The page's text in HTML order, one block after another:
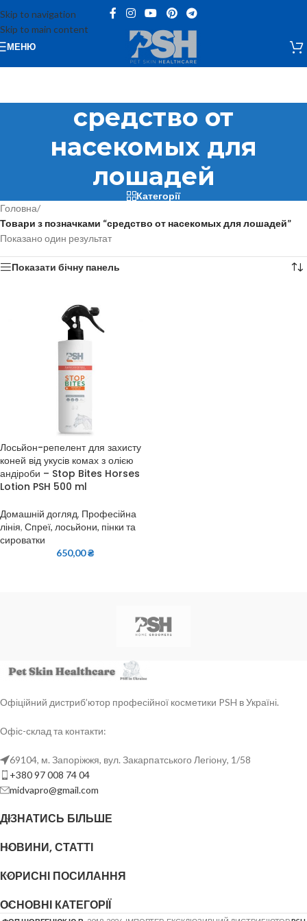
Skip to navigation
Skip to main content
МЕНЮ
средство от
насекомых для
лошадей
Категорії
Головна/
Товари з позначками “средство от насекомых для лошадей”
Показано один результат
Показати бічну панель
Лосьйон-репелент для захисту
коней від укусів комах з олією
андіроби – Stop Bites Horses
Lotion PSH 500 ml
Домашній догляд, Професійна
лінія, Спреї, лосьйони, пінки та
сироватки
650,00₴
Офіційний дистриб’ютор професійної косметики PSH в Україні.
Офіс-склад та контакти:
69104, м. Запоріжжя, вул. Закарпатського Легіону, 1/58
+380 97 008 74 04
midvapro@gmail.com
ДІЗНАТИСЬ БІЛЬШЕ
НОВИНИ, СТАТТІ
КОРИСНІ ПОСИЛАННЯ
ОСНОВНІ КАТЕГОРІЇ